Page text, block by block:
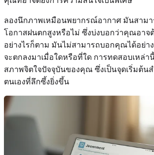
ลองนึกภาพเหมือนพยากรณ์อากาศ มันสาม
โอกาสฝนตกสูงหรือไม่ ซึ่งบ่งบอกว่าคุณอาจ
อย่างไรก็ตาม มันไม่สามารถบอกคุณได้อย่า
จะตกลงมาเมื่อใดหรือที่ใด การทดสอบเหล่
สภาพจิตใจปัจจุบันของคุณ ซึ่งเป็นจุดเริ่มต้น
ตนเองที่ลึกซึ้งยิ่งขึ้น